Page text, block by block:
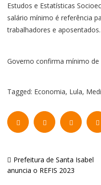
Estudos e Estatísticas
salário mínimo é referência
trabalhadores e aposentados.
Governo confirma mínimo de
Tagged: Economia, Lula,
Navegação
Prefeitura de Santa Isabel
anuncia o REFIS 2023